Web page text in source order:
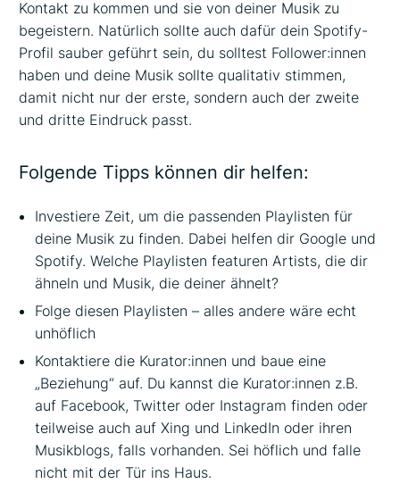
Kontakt zu kommen und sie von deiner Musik zu
begeistern. Natürlich sollte auch dafür dein Spotify-
Profil sauber geführt sein, du solltest Follower:innen
haben und deine Musik sollte qualitativ stimmen,
damit nicht nur der erste, sondern auch der zweite
und dritte Eindruck passt.
Folgende Tipps können dir helfen:
Investiere Zeit, um die passenden Playlisten für
deine Musik zu finden. Dabei helfen dir Google und
Spotify. Welche Playlisten featuren Artists, die dir
ähneln und Musik, die deiner ähnelt?
Folge diesen Playlisten – alles andere wäre echt
unhöflich
Kontaktiere die Kurator:innen und baue eine
„Beziehung“ auf. Du kannst die Kurator:innen z.B.
auf Facebook, Twitter oder Instagram finden oder
teilweise auch auf Xing und LinkedIn oder ihren
Musikblogs, falls vorhanden. Sei höflich und falle
nicht mit der Tür ins Haus.